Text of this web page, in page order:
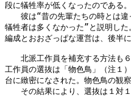
段に犠牲率が低くなったのである。
彼は“昔の先輩たちの時とは違
犠牲者は多くなかった”と説明し
編成とおおざっぱな運営は、後半
北派工作員を補充する方法も６
工作員の選抜は「物色鳥」（注１
台に緻密になされた。物色鳥の観
その結果により、選抜は１対１